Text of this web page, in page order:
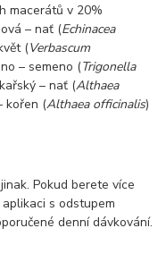
macerátů v 20%
– nať (Echinacea
(Verbascum
– semeno (Trigonella
– nať (Althaea
kořen (Althaea officinalis)
Pokud berete více
s odstupem
denní dávkování.